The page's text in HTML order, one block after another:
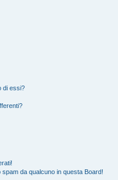
di essi?
da qualcuno in questa Board!